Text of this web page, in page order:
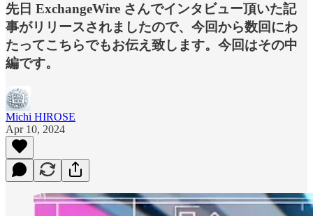
先日 ExchangeWire さんでインタビュー頂いた記
事がリリースされましたので、今回から数回にわ
たってこちらでもお伝え致します。今回はその中
編です。
Michi HIROSE
Apr 10, 2024